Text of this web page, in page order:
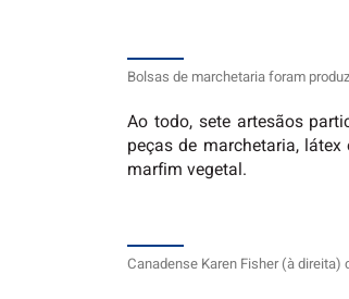
Bolsas de marchetaria foram
Ao todo, sete artesãos
peças de marchetaria,
marfim vegetal.
Canadense Karen Fisher (à